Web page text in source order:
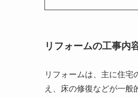
リフォームの工事内
リフォームは、主に住
え、床の修復などが一般